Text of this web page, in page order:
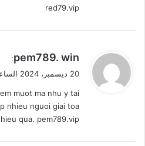
red79.vip
ي
ل
pem789. win
:
20 ديسمبر، 2024 الساعة 6:09 م
muot ma nhu y tai
nhieu nguoi giai toa
qua. pem789.vip